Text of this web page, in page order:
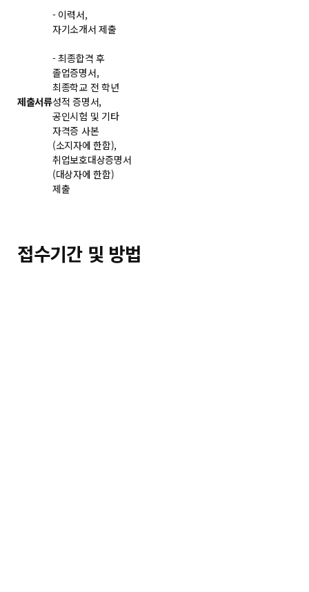
제출서류
- 이력서,
자기소개서 제출
- 최종합격 후
졸업증명서,
최종학교 전 학년
성적 증명서,
공인시험 및 기타
자격증 사본
(소지자에 한함),
취업보호대상증명서
(대상자에 한함)
제출
접수기간 및 방법